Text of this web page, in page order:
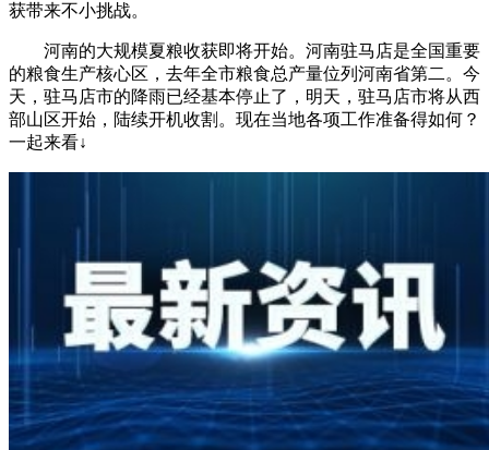
获带来不小挑战。
河南的大规模夏粮收获即将开始。河南驻马店是全国重要
的粮食生产核心区，去年全市粮食总产量位列河南省第二。今
天，驻马店市的降雨已经基本停止了，明天，驻马店市将从西
部山区开始，陆续开机收割。现在当地各项工作准备得如何？
一起来看↓